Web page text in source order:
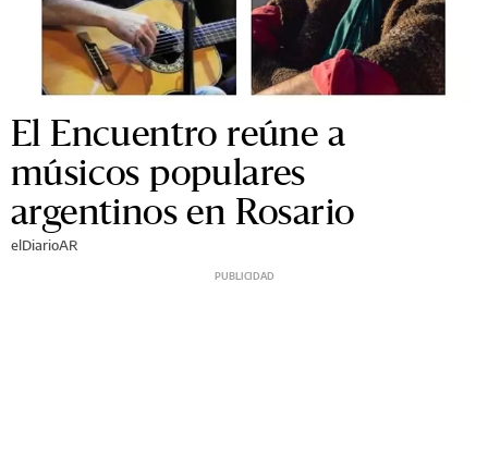
El Encuentro reúne a
músicos populares
argentinos en Rosario
elDiarioAR